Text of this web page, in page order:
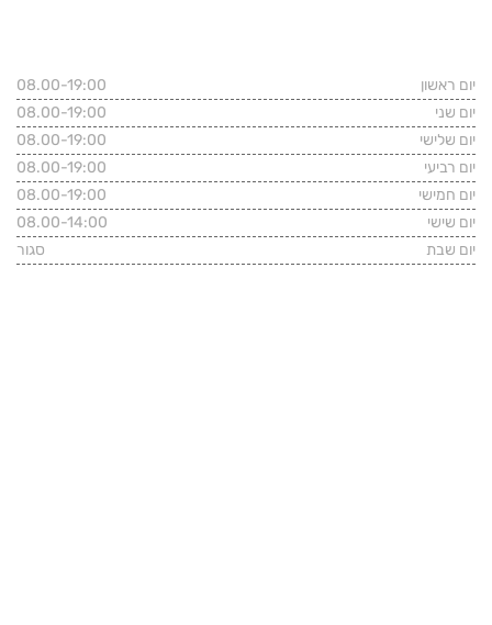
יום ראשון
08.00-19:00
יום שני
08.00-19:00
יום שלישי
08.00-19:00
יום רביעי
08.00-19:00
יום חמישי
08.00-19:00
יום שישי
08.00-14:00
יום שבת
סגור